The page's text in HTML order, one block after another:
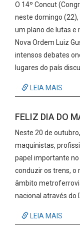
O 14º Concut
neste domingo
um plano de lutas e
Nova Ordem Luiz
intensos debates
lugares do país
LEIA MAIS
FELIZ DIA DO
Neste 20 de
maquinistas,
papel importante
conduzir os trens, o
âmbito
nacional através do
LEIA MAIS